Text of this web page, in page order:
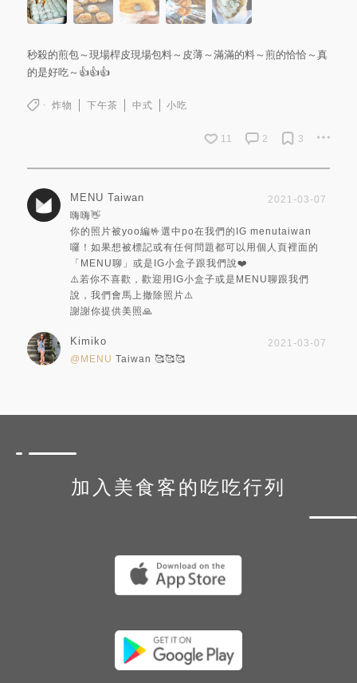
秒殺的煎包～現場桿皮現場包料～皮薄～滿滿的料～煎的恰恰～真
的是好吃～👍👍👍
炸物 下午茶 中式 小吃
11 2 3
MENU Taiwan
2021-03-07
嗨嗨👋
你的照片被yoo編🤟選中po在我們的IG menutaiwan
囉！如果想被標記或有任何問題都可以用個人頁裡面的
「MENU聊」或是IG小盒子跟我們說❤️
⚠️若你不喜歡，歡迎用IG小盒子或是MENU聊跟我們
說，我們會馬上撤除照片⚠️
謝謝你提供美照🙏
Kimiko
2021-03-07
@MENU Taiwan 🥰🥰🥰
加入美食客的吃吃行列